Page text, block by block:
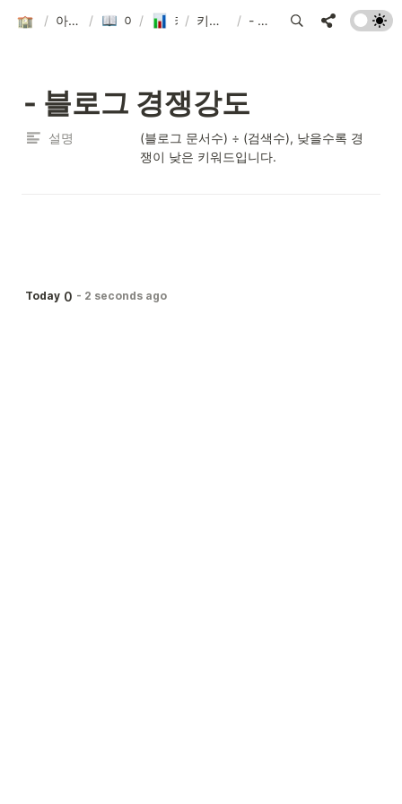
아이템 스쿨
/ 아이템스카우트 Wiki / 아이템스카우트 Wiki/ 키워드 관련 지표
/ 키워드 분석: 개요 탭 제공 지표 / - 블로그 경쟁강도
- 블로그 경쟁강도
설명
(블로그 문서수) ÷ (검색수), 낮을수록 경
쟁이 낮은 키워드입니다.
Today 0 - 2 seconds ago